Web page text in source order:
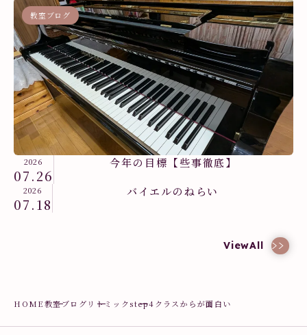
教室ブログ
2026
07.26
今年の目標【些事徹底】
教室ブログ
2026
07.18
バイエルのねらい
ViewAll
HOME教室ブログ リトミックstep4クラスからが面白い